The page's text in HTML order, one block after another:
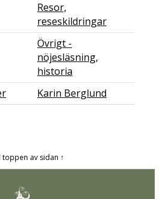
Resor,
reseskildringar
Övrigt -
nöjesläsning,
historia
Karin Berglund
toppen av sidan ↑